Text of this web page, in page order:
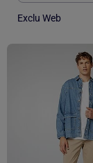
Exclu Web